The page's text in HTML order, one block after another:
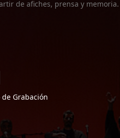
de afiches, prensa y memoria.
Grabación